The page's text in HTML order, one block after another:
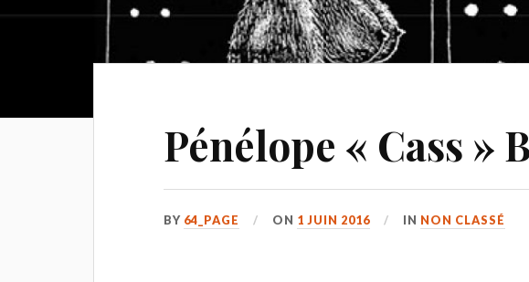
Pénélope « Cass »
BY 64_PAGE ON 1 JUIN 2016 IN NON CLASSÉ